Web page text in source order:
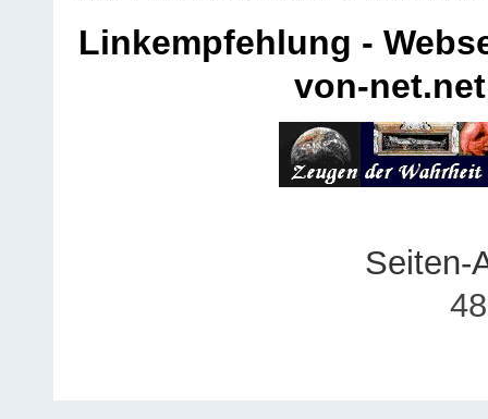
Linkempfehlung -
von-net.net
Seiten-